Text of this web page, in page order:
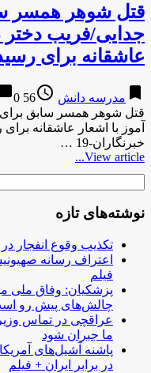
قتل شوهر همسر
جدایی/فریب دختر
عاشقانه برای
bookmark مدرسه دانش access_time
56 years ago
0
قتل شوهر همسر سابق برای
آموز با اشعار عاشقانه
خبرنگاران-19 …
View article...
نوشته‌های تازه
تکذیب وقوع انفجار
اعتراف رسانه
فیلم
پزشکیان: وفاق ملی
چالش‌های پیش رو
عراقچی در تماس
ما جبران شود
پاشنه آشیل‌های
در برابر ایران + فیلم